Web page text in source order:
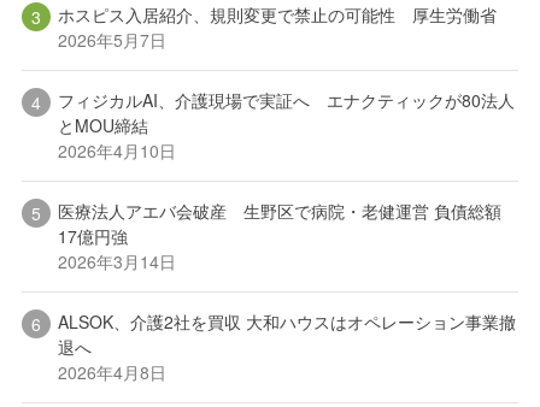
ホスピス入居紹介、規則変更で禁止の可能性 厚生労働省
2026年5月7日
フィジカルAI、介護現場で実証へ エナクティックが80法人
とMOU締結
2026年4月10日
医療法人アエバ会破産 生野区で病院・老健運営 負債総額
17億円強
2026年3月14日
ALSOK、介護2社を買収 大和ハウスはオペレーション事業撤
退へ
2026年4月8日